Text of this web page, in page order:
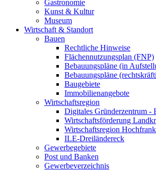
Gastronomie
Kunst & Kultur
Museum
Wirtschaft & Standort
Bauen
Rechtliche Hinweise
Flächennutzungsplan (FNP)
Bebauungspläne (in
Bebauungspläne
Baugebiete
Immobilienangebote
Wirtschaftsregion
Digitales Gründerzentrum -
Wirtschaftsförderung
Wirtschaftsregion
ILE-Dreiländereck
Gewerbegebiete
Post und Banken
Gewerbeverzeichnis